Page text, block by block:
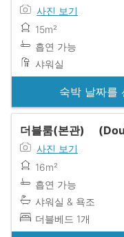
사진 보기
15m²
흡연 가능
샤워실
숙박 날짜를
더블룸(본관)
사진 보기
16m²
흡연 가능
샤워실 & 욕조
더블베드 1개